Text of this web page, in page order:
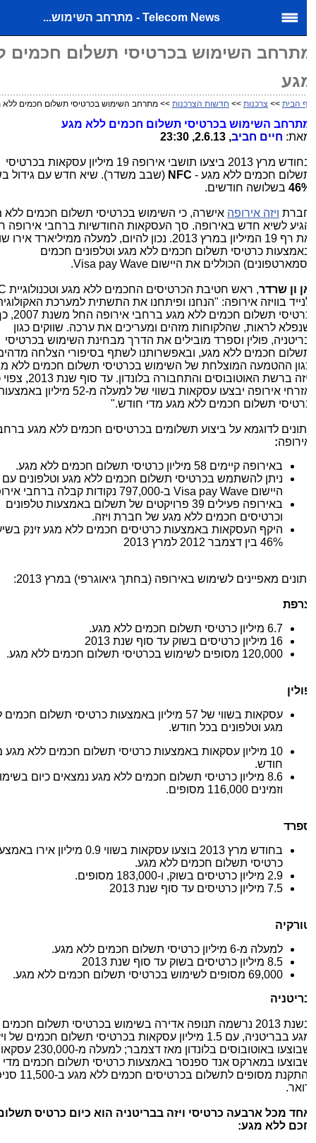
Telecom News - מתרחב השימוש...
השימוש בכרטיסי תשלום חכמים
הבית>>צרכנות>>חדשות הצרכנות>> מתרחב השימוש בכרטיסי תשלום חכמים ללא
השימוש בכרטיסי תשלום חכמים ללא מגע
חיים חביב, 2.6.13, 23:30
מרץ2013ביצעו תושבי אירופה19מיליון עסקאות בכרטיסי
חכמים ללא מגע - NFC (שבב משדר). שיא חדש עם גידול
בשלושה חודשים.
ויזה אירופהאישרה, כי השימוש בכרטיסי תשלום חכמים ללא
לשיא חדש באירופה. סך העסקאות החודשיות ברחבי אירופה
רף19המיליון במרץ2013. נכון להיום, למעלה ממיליארד אירו
כרטיסי תשלום חכמים ללא מגע וטלפונים חכמים
הכוללים את היישוםVisa pay Wave
.
ון שרדר, ראש חטיבת הכרטיסים החכמים ללא מגע וטכנולוגיית
בוויזה אירופה:"הנחנו ופיתחנו את התשתית למערכת האקולוגית
תשלום חכמים ללא מגע ברחבי אירופה החל משנת2007, כך
לראות, שהלקוחות מזהים ומעריכים את ערכה. שווקים כגון
פולין וספרד מובילים את הדרך מבחינת השימוש בכרטיסי
חכמים ללא מגע, ובאפשרותנו לשתף בסיפורי הצלחה
ההטמעה המוצלחת של השימוש בכרטיסי תשלום חכמים ללא
ברשת האוטובוסים והתחבורה בלונדון. עד סוף שנת2013, צפוי כי
אירופה יבצעו עסקאות בשווי של למעלה מ-52מיליון באמצעות
תשלום חכמים ללא מגע מדי חודש."
לדוגמא על ביצוע תשלומים בכרטיסים חכמים ללא מגע ברחבי
:
באירופה קיימים58מיליון כרטיסי תשלום חכמים ללא מגע.
ניתן להשתמש בכרטיסי תשלום חכמים ללא מגע וטלפונים עם
היישוםVisa pay Waveב-797,000נקודות קבלה ברחבי
באירופה פעילים39פרויקטים של תשלום באמצעות טלפונים
וכרטיסים חכמים ללא מגע של חברת ויזה.
היקף העסקאות באמצעות כרטיסים חכמים ללא מגע זינק
46%בין דצמבר2012למרץ2013
מאפיינים לשימוש באירופה (בחתך גיאוגרפי) במרץ2013
:
6.7מיליון כרטיסי תשלום חכמים ללא מגע.
16מיליון כרטיסים בשוק עד סוף שנת2013
120,000מסופים לשימוש בכרטיסי תשלום חכמים ללא מגע.
עסקאות בשווי של57מיליון באמצעות כרטיסי תשלום חכמים
מגע וטלפונים בכל חודש.
10מיליון עסקאות באמצעות כרטיסי תשלום חכמים ללא מגע
חודש.
8.6מיליון כרטיסי תשלום חכמים ללא מגע נמצאים כיום
וזמינים116,000מסופים.
בחודש מרץ2013בוצעו עסקאות בשווי0.9מיליון אירו
כרטיסי תשלום חכמים ללא מגע.
2.9מיליון כרטיסים בשוק, ו- 183,000מסופים.
7.5מיליון כרטיסים עד סוף שנת2013
למעלה מ-6מיליון כרטיסי תשלום חכמים ללא מגע.
8.5מיליון כרטיסים בשוק עד סוף שנת2013
69,000מסופים לשימוש בכרטיסי תשלום חכמים ללא מגע.
בשנת 2013 נרשמה תנופה אדירה בשימוש בכרטיסי תשלום חכמים
מגע בבריטניה, עם 1.5 מיליון עסקאות בכרטיסי תשלום חכמים של ויזה
שבוצעו באוטובוסים בלונדון מאז דצמבר; למעלה מ-230,000 עסקאות
במארקס אנד ספנסר באמצעות כרטיסי תשלום חכמים מדי
והתקנת מסופים לתשלום בכרטיסים חכמים ללא מגע ב-11,500 סניפי
.
מכל ארבעה כרטיסי ויזה בבריטניה הוא כיום כרטיס תשלום
ללא מגע: